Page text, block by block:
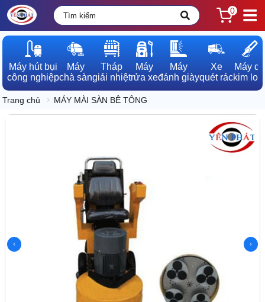
0
Máy hút bụi
công nghiệp
Máy
chà sàn
Tháp
giải nhiệt
Máy
rửa xe
Máy
đánh giày
Xe
quét rác
Máy dò
kim loại
Trang chủ MÁY MÀI SÀN BÊ TÔNG